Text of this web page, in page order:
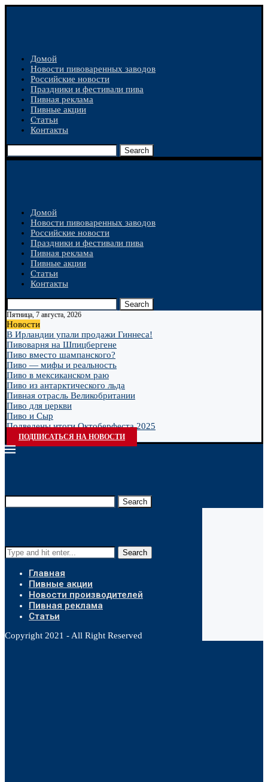
Домой
Новости пивоваренных заводов
Российские новости
Праздники и фестивали пива
Пивная реклама
Пивные акции
Статьи
Контакты
Search
Домой
Новости пивоваренных заводов
Российские новости
Праздники и фестивали пива
Пивная реклама
Пивные акции
Статьи
Контакты
Search
Пятница, 7 августа, 2026
Новости
В Ирландии упали продажи Гиннеса!
Пивоварня на Шпицбергене
Пиво вместо шампанского?
Пиво — мифы и реальность
Пиво в мексиканском раю
Пиво из антарктического льда
Пивная отрасль Великобритании
Пиво для церкви
Пиво и Сыр
Подведены итоги Октоберфеста 2025
ПОДПИСАТЬСЯ НА НОВОСТИ
Search
Search
Главная
Пивные акции
Новости производителей
Пивная реклама
Статьи
Copyright 2021 - All Right Reserved